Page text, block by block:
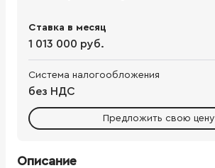
Ставка в месяц
1 013 000 руб.
Система налогообложения
без НДС
Предложить свою цену
Описание